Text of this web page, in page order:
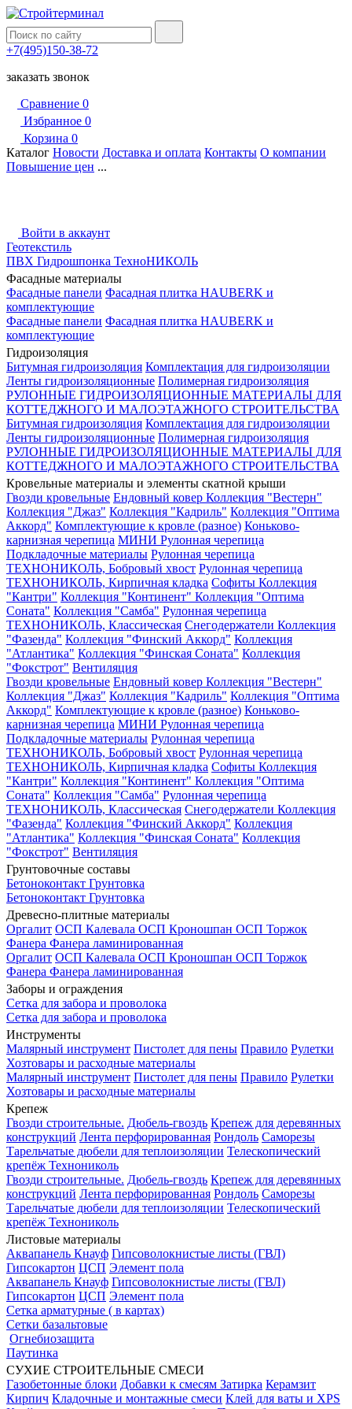
+7(495)150-38-72
заказать звонок
Сравнение 0
Избранное 0
Корзина 0
Каталог Новости Доставка и оплата Контакты О компании
Повышение цен ...
Войти в аккаунт
Геотекстиль
ПВХ Гидрошпонка ТехноНИКОЛЬ
Фасадные материалы
Фасадные панели Фасадная плитка HAUBERK и
комплектующие
Фасадные панели Фасадная плитка HAUBERK и
комплектующие
Гидроизоляция
Битумная гидроизоляция Комплектация для гидроизоляции
Ленты гидроизоляционные Полимерная гидроизоляция
РУЛОННЫЕ ГИДРОИЗОЛЯЦИОННЫЕ МАТЕРИАЛЫ ДЛЯ
КОТТЕДЖНОГО И МАЛОЭТАЖНОГО СТРОИТЕЛЬСТВА
Битумная гидроизоляция Комплектация для гидроизоляции
Ленты гидроизоляционные Полимерная гидроизоляция
РУЛОННЫЕ ГИДРОИЗОЛЯЦИОННЫЕ МАТЕРИАЛЫ ДЛЯ
КОТТЕДЖНОГО И МАЛОЭТАЖНОГО СТРОИТЕЛЬСТВА
Кровельные материалы и элементы скатной крыши
Гвозди кровельные Ендовный ковер Коллекция "Вестерн"
Коллекция "Джаз" Коллекция "Кадриль" Коллекция "Оптима
Аккорд" Комплектующие к кровле (разное) Коньково-
карнизная черепица МИНИ Рулонная черепица
Подкладочные материалы Рулонная черепица
ТЕХНОНИКОЛЬ, Бобровый хвост Рулонная черепица
ТЕХНОНИКОЛЬ, Кирпичная кладка Софиты Коллекция
"Кантри" Коллекция "Континент" Коллекция "Оптима
Соната" Коллекция "Самба" Рулонная черепица
ТЕХНОНИКОЛЬ, Классическая Снегодержатели Коллекция
"Фазенда" Коллекция "Финский Аккорд" Коллекция
"Атлантика" Коллекция "Финская Соната" Коллекция
"Фокстрот" Вентиляция
Гвозди кровельные Ендовный ковер Коллекция "Вестерн"
Коллекция "Джаз" Коллекция "Кадриль" Коллекция "Оптима
Аккорд" Комплектующие к кровле (разное) Коньково-
карнизная черепица МИНИ Рулонная черепица
Подкладочные материалы Рулонная черепица
ТЕХНОНИКОЛЬ, Бобровый хвост Рулонная черепица
ТЕХНОНИКОЛЬ, Кирпичная кладка Софиты Коллекция
"Кантри" Коллекция "Континент" Коллекция "Оптима
Соната" Коллекция "Самба" Рулонная черепица
ТЕХНОНИКОЛЬ, Классическая Снегодержатели Коллекция
"Фазенда" Коллекция "Финский Аккорд" Коллекция
"Атлантика" Коллекция "Финская Соната" Коллекция
"Фокстрот" Вентиляция
Грунтовочные составы
Бетоноконтакт Грунтовка
Бетоноконтакт Грунтовка
Древесно-плитные материалы
Оргалит ОСП Калевала ОСП Кроношпан ОСП Торжок
Фанера Фанера ламинированная
Оргалит ОСП Калевала ОСП Кроношпан ОСП Торжок
Фанера Фанера ламинированная
Заборы и ограждения
Сетка для забора и проволока
Сетка для забора и проволока
Инструменты
Малярный инструмент Пистолет для пены Правило Рулетки
Хозтовары и расходные материалы
Малярный инструмент Пистолет для пены Правило Рулетки
Хозтовары и расходные материалы
Крепеж
Гвозди строительные. Дюбель-гвоздь Крепеж для деревянных
конструкций Лента перфорированная Рондоль Саморезы
Тарельчатые дюбели для теплоизоляции Телескопический
крепёж Технониколь
Гвозди строительные. Дюбель-гвоздь Крепеж для деревянных
конструкций Лента перфорированная Рондоль Саморезы
Тарельчатые дюбели для теплоизоляции Телескопический
крепёж Технониколь
Листовые материалы
Аквапанель Кнауф Гипсоволокнистые листы (ГВЛ)
Гипсокартон ЦСП Элемент пола
Аквапанель Кнауф Гипсоволокнистые листы (ГВЛ)
Гипсокартон ЦСП Элемент пола
Сетка арматурные ( в картах)
Сетки базальтовые
Огнебиозащита
Паутинка
СУХИЕ СТРОИТЕЛЬНЫЕ СМЕСИ
Газобетонные блоки Добавки к смесям Затирка Керамзит
Кирпич Кладочные и монтажные смеси Клей для ваты и XPS